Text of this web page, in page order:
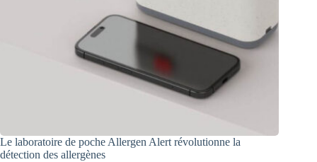
Le laboratoire de poche Allergen Alert révolutionne la
détection des allergènes